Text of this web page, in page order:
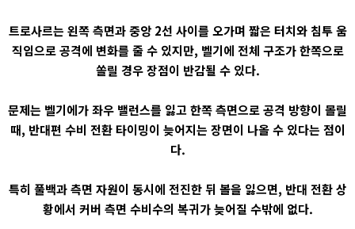
트로사르는 왼쪽 측면과 중앙 2선 사이를 오가며 짧은 터치와 침투 움
직임으로 공격에 변화를 줄 수 있지만, 벨기에 전체 구조가 한쪽으로
쏠릴 경우 장점이 반감될 수 있다.
문제는 벨기에가 좌우 밸런스를 잃고 한쪽 측면으로 공격 방향이 몰릴
때, 반대편 수비 전환 타이밍이 늦어지는 장면이 나올 수 있다는 점이
다.
특히 풀백과 측면 자원이 동시에 전진한 뒤 볼을 잃으면, 반대 전환 상
황에서 커버 측면 수비수의 복귀가 늦어질 수밖에 없다.